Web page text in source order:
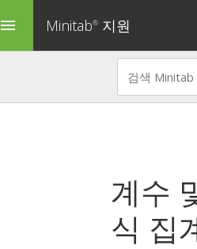
menu Minitab® 지원
계수
식 집